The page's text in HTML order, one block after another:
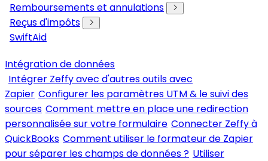
Remboursements et annulations
Reçus d'impôts
SwiftAid
Intégration de données
Intégrer Zeffy avec d'autres outils avec
Zapier Configurer les paramètres UTM & le suivi des
sources Comment mettre en place une redirection
personnalisée sur votre formulaire Connecter Zeffy à
QuickBooks Comment utiliser le formateur de Zapier
pour séparer les champs de données ? Utiliser